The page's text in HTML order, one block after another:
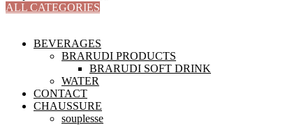
ALL CATEGORIES
BEVERAGES
BRARUDI PRODUCTS
BRARUDI SOFT DRINK
WATER
CONTACT
CHAUSSURE
souplesse